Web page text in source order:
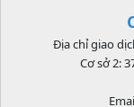
Địa chỉ giao
Cơ sở 2: